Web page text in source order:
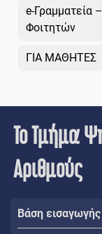
e-Γραμματεία
Φοιτητών
ΓΙΑ ΜΑΘΗΤΕΣ
Το Τμήμα
Αριθμούς
Βάση